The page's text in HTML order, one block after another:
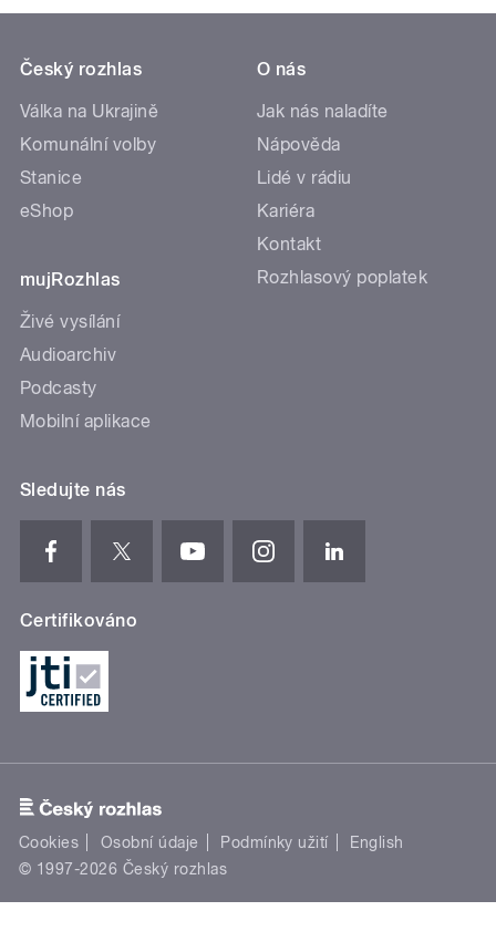
Český rozhlas
Válka na Ukrajině
Komunální volby
Stanice
eShop
mujRozhlas
Živé vysílání
Audioarchiv
Podcasty
Mobilní aplikace
O nás
Jak nás naladíte
Nápověda
Lidé v rádiu
Kariéra
Kontakt
Rozhlasový poplatek
Sledujte nás
Certifikováno
Cookies Osobní údaje Podmínky užití
English
© 1997-2026 Český rozhlas